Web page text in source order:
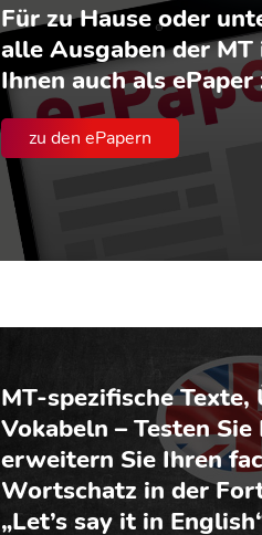
Für zu Hause oder
alle Ausgaben der
Ihnen auch als
zu den ePapern
MT-spezifische Texte,
Vokabeln – Testen
erweitern Sie Ihren
Wortschatz in der
„Let’s say it in